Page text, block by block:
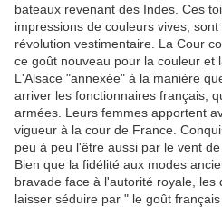
bateaux revenant des Indes. Ces
impressions de couleurs vives,
révolution vestimentaire. La Cour
ce goût nouveau pour la couleur et
L'Alsace "annexée" à la manière
arriver les fonctionnaires français,
armées. Leurs femmes apportent
vigueur à la cour de France.
peu à peu l'être aussi par le vent
Bien que la fidélité aux modes
bravade face à l'autorité royale, les
laisser séduire par " le goût